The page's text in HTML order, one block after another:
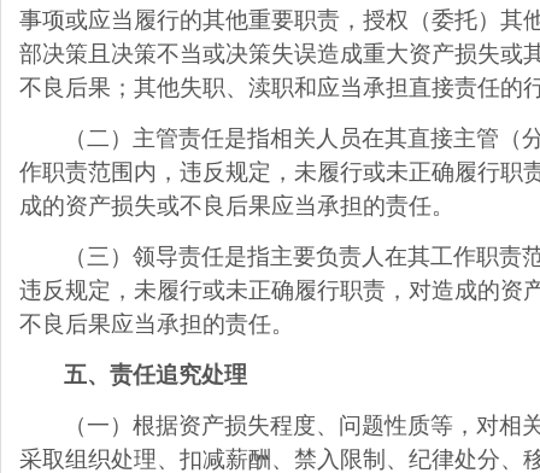
事项或应当履行的其他重要职责，授权（委托）其
部决策且决策不当或决策失误造成重大资产损失或
不良后果；其他失职、渎职和应当承担直接责任的
（二）主管责任是指相关人员在其直接主管（
作职责范围内，违反规定，未履行或未正确履行职
成的资产损失或不良后果应当承担的责任。
（三）领导责任是指主要负责人在其工作职责
违反规定，未履行或未正确履行职责，对造成的资
不良后果应当承担的责任。
五、责任追究处理
（一）根据资产损失程度、问题性质等，对相
采取组织处理、扣减薪酬、禁入限制、纪律处分、